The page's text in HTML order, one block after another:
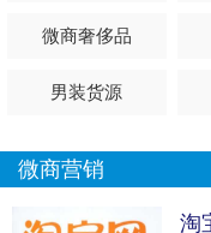
微商奢侈品
男装货源
微商营销
淘